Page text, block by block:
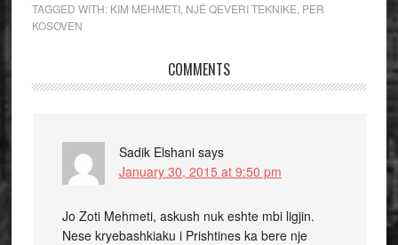
TAGGED WITH: KIM MEHMETI, NJË QEVERI TEKNIKE PER
KOSOVEN
COMMENTS
Sadik Elshani says
January 30, 2015 at 9:50 pm
Jo Zoti Mehmeti, askush nuk eshte mbi ligjin.
Nese kryebashkiaku i Prishtines ka bere nje